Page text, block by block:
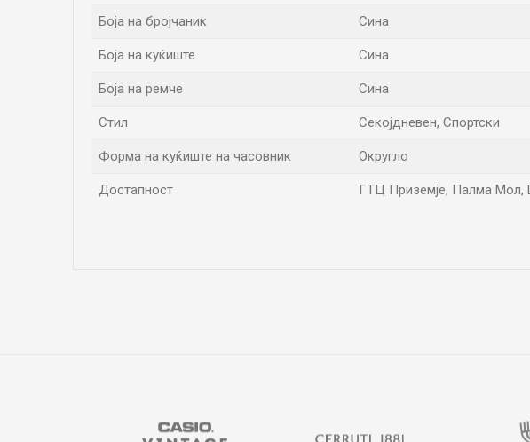
Боја на бројчаник Сина
Боја на куќиште Сина
Боја на ремче Сина
Стил Секојдневен, Спортски
Форма на куќиште на часовник Округло
Достапност ГТЦ Приземје, Палма Мол,